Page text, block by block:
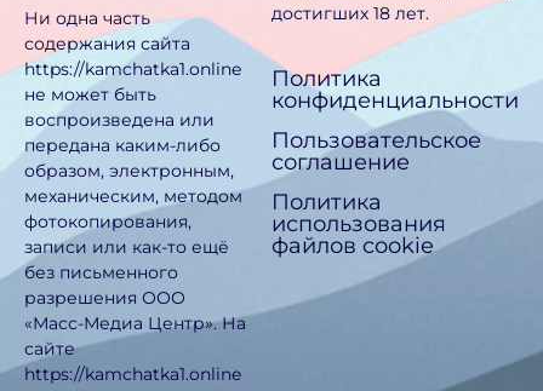
Ни одна часть
содержания сайта
https://kamchatka1.online
не может быть
воспроизведена или
передана каким-либо
образом, электронным,
механическим, методом
фотокопирования,
записи или как-то ещё
без письменного
разрешения ООО
«Масс-Медиа Центр». На
сайте
https://kamchatka1.online
достигших 18 лет.
Политика
конфиденциальности
Пользовательское
соглашение
Политика
использования
файлов cookie